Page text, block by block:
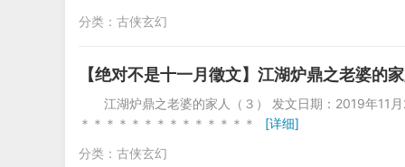
分类： 古侠玄幻
【绝对不是十一月徵文】江湖炉鼎之老婆的
江湖炉鼎之老婆的家人（３） 发文日期：2019年11
＊＊＊＊＊＊＊＊＊＊＊＊＊＊
[详细]
分类： 古侠玄幻